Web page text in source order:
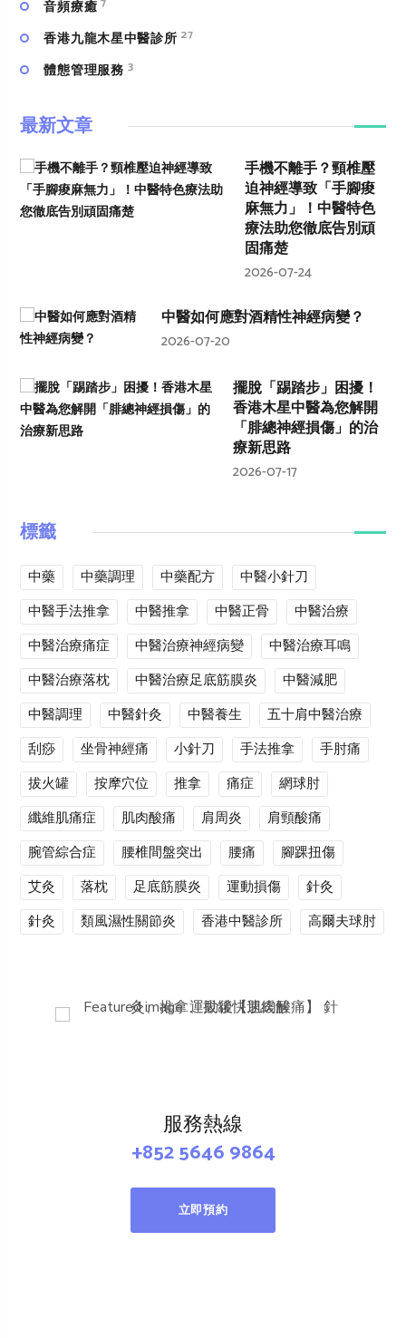
⾳頻療癒
香港九龍木星中醫診所 27
體態管理服務 3
最新文章
手機不離手？頸椎壓
迫神經導致「手腳痠
麻無力」！中醫特色
療法助您徹底告別頑
固痛楚
2026-07-24
中醫如何應對酒精性神經病變？
2026-07-20
擺脫「踢踏步」困擾！
香港木星中醫為您解開
「腓總神經損傷」的治
療新思路
2026-07-17
標籤
中藥 中藥調理 中藥配方
中醫小針刀
中醫手法推拿
中醫推拿 中醫正骨
中醫治療
中醫治療痛症
中醫治療神經病變
中醫治療耳鳴
中醫治療落枕
中醫治療足底筋膜炎
中醫減肥
中醫調理
中醫針灸 中醫養生
五十肩中醫治療
刮痧
坐骨神經痛 小針刀 手法推拿
手肘痛
拔火罐
按摩穴位 推拿 痛症
網球肘
纖維肌痛症
肌肉酸痛 肩周炎
肩頸酸痛
腕管綜合症
腰椎間盤突出 腰痛
腳踝扭傷
艾灸
落枕 足底筋膜炎 運動損傷
針灸
針灸
類風濕性關節炎 香港中醫診所 高爾夫球肘
服務熱線
+852 5646 9864
立即預約